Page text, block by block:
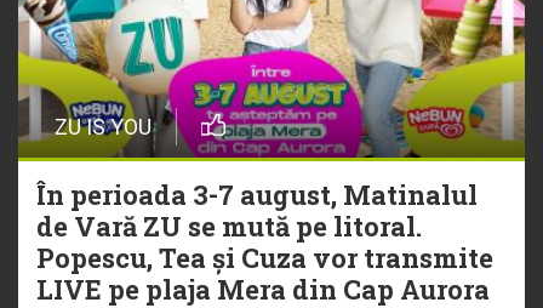
ZU IS YOU
În perioada 3-7 august, Matinalul
de Vară ZU se mută pe litoral.
Popescu, Tea și Cuza vor transmite
LIVE pe plaja Mera din Cap Aurora